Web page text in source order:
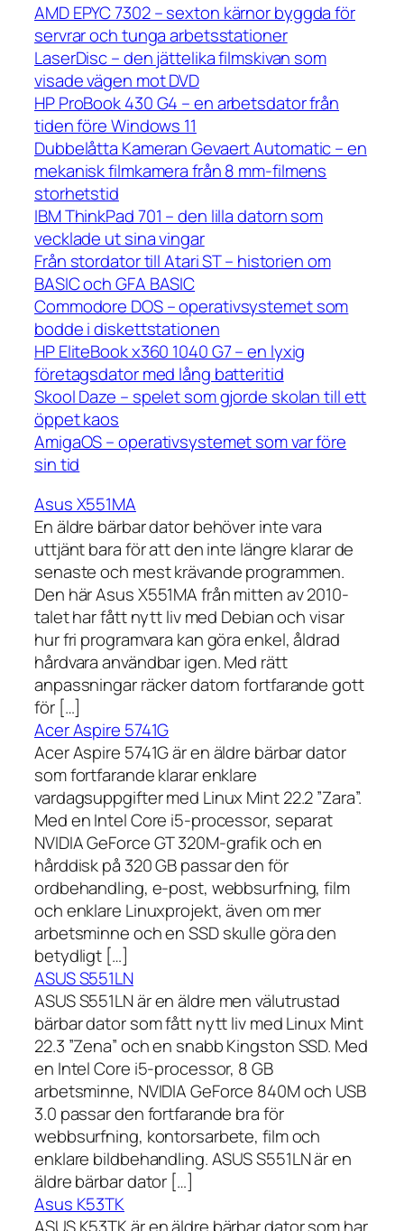
AMD EPYC 7302 – sexton kärnor byggda för
servrar och tunga arbetsstationer
LaserDisc – den jättelika filmskivan som
visade vägen mot DVD
HP ProBook 430 G4 – en arbetsdator från
tiden före Windows 11
Dubbelåtta Kameran Gevaert Automatic – en
mekanisk filmkamera från 8 mm-filmens
storhetstid
IBM ThinkPad 701 – den lilla datorn som
vecklade ut sina vingar
Från stordator till Atari ST – historien om
BASIC och GFA BASIC
Commodore DOS – operativsystemet som
bodde i diskettstationen
HP EliteBook x360 1040 G7 – en lyxig
företagsdator med lång batteritid
Skool Daze – spelet som gjorde skolan till ett
öppet kaos
AmigaOS – operativsystemet som var före
sin tid
Asus X551MA
En äldre bärbar dator behöver inte vara
uttjänt bara för att den inte längre klarar de
senaste och mest krävande programmen.
Den här Asus X551MA från mitten av 2010-
talet har fått nytt liv med Debian och visar
hur fri programvara kan göra enkel, åldrad
hårdvara användbar igen. Med rätt
anpassningar räcker datorn fortfarande gott
för […]
Acer Aspire 5741G
Acer Aspire 5741G är en äldre bärbar dator
som fortfarande klarar enklare
vardagsuppgifter med Linux Mint 22.2 ”Zara”.
Med en Intel Core i5-processor, separat
NVIDIA GeForce GT 320M-grafik och en
hårddisk på 320 GB passar den för
ordbehandling, e-post, webbsurfning, film
och enklare Linuxprojekt, även om mer
arbetsminne och en SSD skulle göra den
betydligt […]
ASUS S551LN
ASUS S551LN är en äldre men välutrustad
bärbar dator som fått nytt liv med Linux Mint
22.3 ”Zena” och en snabb Kingston SSD. Med
en Intel Core i5-processor, 8 GB
arbetsminne, NVIDIA GeForce 840M och USB
3.0 passar den fortfarande bra för
webbsurfning, kontorsarbete, film och
enklare bildbehandling. ASUS S551LN är en
äldre bärbar dator […]
Asus K53TK
ASUS K53TK är en äldre bärbar dator som har